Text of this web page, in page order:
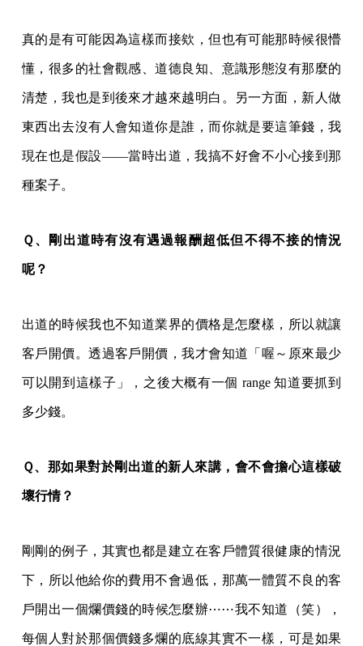
真的是有可能因為這樣而接欸，但也有可能那時候很懵
懂，很多的社會觀感、道德良知、意識形態沒有那麼的
清楚，我也是到後來才越來越明白。另一方面，新人做
東西出去沒有人會知道你是誰，而你就是要這筆錢，我
現在也是假設——當時出道，我搞不好會不小心接到那
種案子。
Ｑ、剛出道時有沒有遇過報酬超低但不得不接的情況
呢？
出道的時候我也不知道業界的價格是怎麼樣，所以就讓
客戶開價。透過客戶開價，我才會知道「喔～原來最少
可以開到這樣子」，之後大概有一個 range 知道要抓到
多少錢。
Ｑ、那如果對於剛出道的新人來講，會不會擔心這樣破
壞行情？
剛剛的例子，其實也都是建立在客戶體質很健康的情況
下，所以他給你的費用不會過低，那萬一體質不良的客
戶開出一個爛價錢的時候怎麼辦⋯⋯我不知道（笑），
每個人對於那個價錢多爛的底線其實不一樣，可是如果